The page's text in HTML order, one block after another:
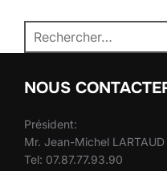
Recherche
pour :
NOUS
Président:
Mr. Jean-Michel LARTAUD
Tel: 07.87.77.93.90